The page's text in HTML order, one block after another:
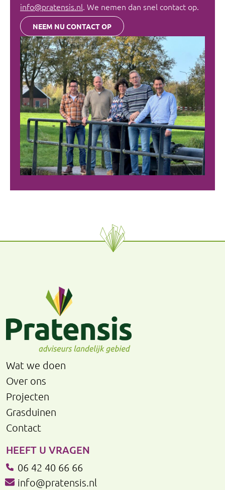
info@pratensis.nl. We nemen dan snel contact op.
NEEM NU CONTACT OP
Wat we doen
Over ons
Projecten
Grasduinen
Contact
HEEFT U VRAGEN
06 42 40 66 66
info@pratensis.nl